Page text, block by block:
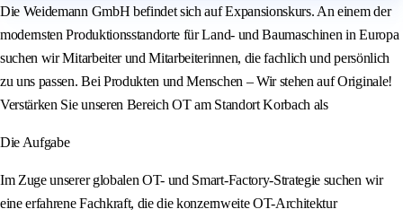
Die Weidemann GmbH befindet sich auf Expansionskurs. An einem der
modernsten Produktionsstandorte für Land- und Baumaschinen in Europa
suchen wir Mitarbeiter und Mitarbeiterinnen, die fachlich und persönlich
zu uns passen. Bei Produkten und Menschen – Wir stehen auf Originale!
Verstärken Sie unseren Bereich OT am Standort Korbach als
Die Aufgabe
Im Zuge unserer globalen OT- und Smart-Factory-Strategie suchen wir
eine erfahrene Fachkraft, die die konzernweite OT-Architektur